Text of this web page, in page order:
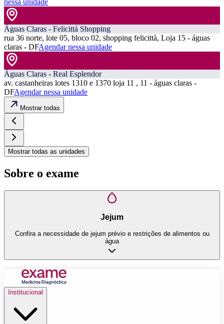
Águas Claras - Felicittá Shopping
rua 36 norte, lote 05, bloco 02, shopping felicittà, Loja 15 - águas
claras - DFAgendar nessa unidade
Águas Claras - Real Esplendor
av. castanheiras lotes 1310 e 1370 loja 11 , 11 - águas claras -
DFAgendar nessa unidade
Mostrar todas
Mostrar todas as unidades
Sobre o exame
Jejum
Confira a necessidade de jejum prévio e restrições de alimentos ou
água
Institucional